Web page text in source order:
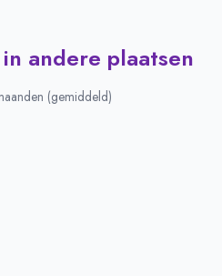
andere plaatsen
(gemiddeld)